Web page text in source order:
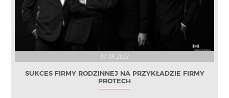
07.09.2022
SUKCES FIRMY RODZINNEJ NA PRZYKŁADZIE FIRMY
PROTECH